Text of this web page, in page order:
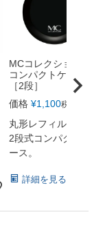
MCコレクション
コンパクトケース
［2段］
価格 ¥1,100税込
丸形レフィル専用
2段式コンパクトケ
ース。
詳細を見る